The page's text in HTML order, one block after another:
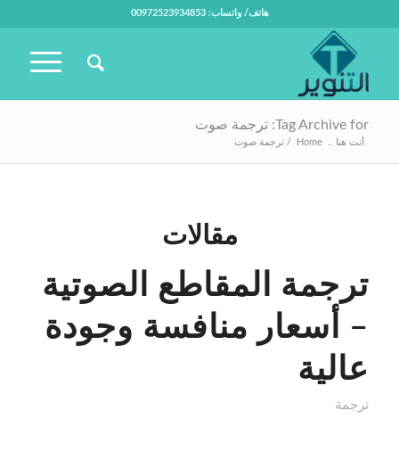
هاتف/ واتساب: 00972523934853
Tag Archive for: ترجمة صوت
أنت هنا .. Home
/ ترجمة صوت
مقالات
ترجمة المقاطع الصوتية
– أسعار منافسة وجودة
عالية
ترجمة